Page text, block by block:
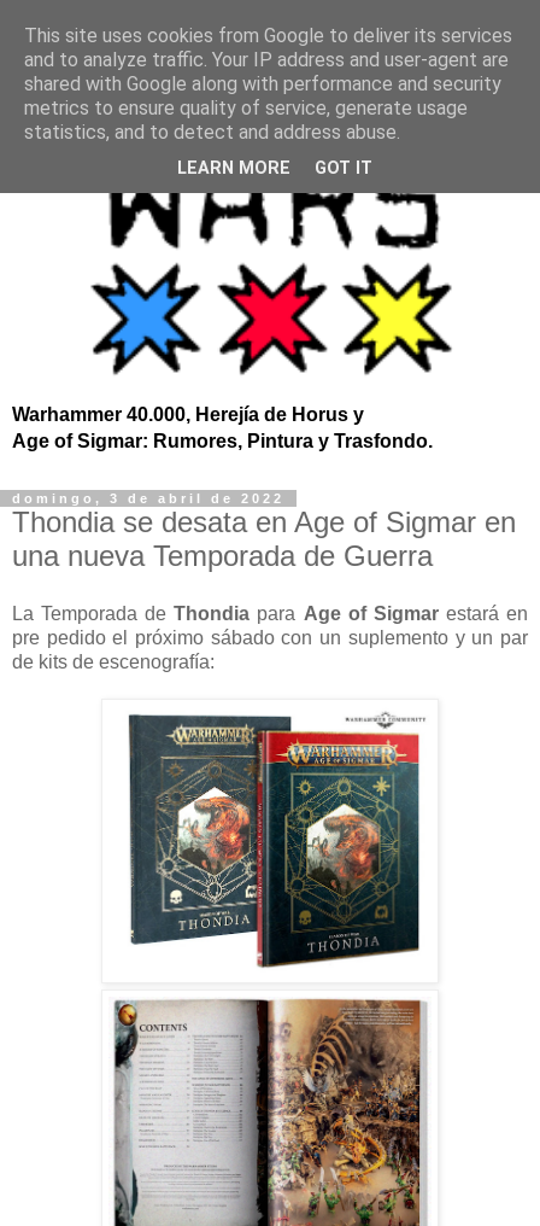
Warhammer 40.000, Herejía de Horus y
Age of Sigmar: Rumores, Pintura y Trasfondo.
domingo, 3 de abril de 2022
Thondia se desata en Age of Sigmar en
una nueva Temporada de Guerra
La Temporada deThondia para Age of Sigmarestará en
pre pedido el próximo sábado con un suplemento y un par
de kits de escenografía:
This site uses cookies from Google to deliver its services
and to analyze traffic. Your IP address and user-agent are
shared with Google along with performance and security
metrics to ensure quality of service, generate usage
statistics, and to detect and address abuse.
LEARN MORE GOT IT